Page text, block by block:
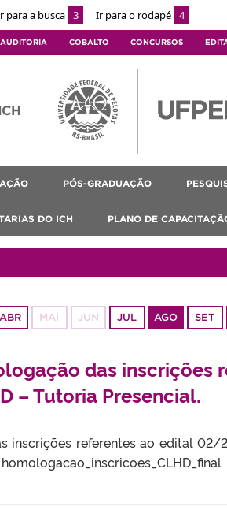
para a busca 3 Ir para o rodapé 4
AUDITORIA COBALTO CONCURSOS
PÓS-GRADUAÇÃO
DO ICH PLANO DE
ABR MAI JUN JUL AGO SET
das inscrições
– Tutoria Presencial.
inscrições referentes ao edital 02/